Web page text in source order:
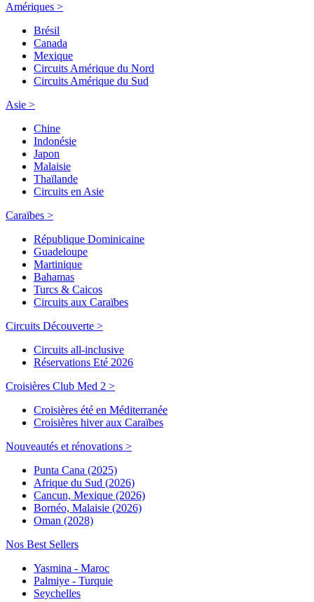
Amériques >
Brésil
Canada
Mexique
Circuits Amérique du Nord
Circuits Amérique du Sud
Asie >
Chine
Indonésie
Japon
Malaisie
Thaïlande
Circuits en Asie
Caraïbes >
République Dominicaine
Guadeloupe
Martinique
Bahamas
Turcs & Caicos
Circuits aux Caraïbes
Circuits Découverte >
Circuits all-inclusive
Réservations Eté 2026
Croisières Club Med 2 >
Croisières été en Méditerranée
Croisières hiver aux Caraïbes
Nouveautés et rénovations >
Punta Cana (2025)
Afrique du Sud (2026)
Cancun, Mexique (2026)
Bornéo, Malaisie (2026)
Oman (2028)
Nos Best Sellers
Yasmina - Maroc
Palmiye - Turquie
Seychelles